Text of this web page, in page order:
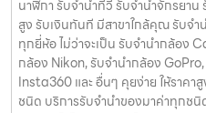
นาฬิกา รับจํานําทีวี รับจํานําจักรยาน
สูง รับเงินทันที มีสาขาใกล้คุณ รับจ
ทุกยี่ห้อ ไม่ว่าจะเป็น รับจำนำกล้อง
กล้อง Nikon, รับจำนำกล้อง
Insta360 และ อื่นๆ คุยง่าย ให้ราค
ชนิด บริการรับจำนำของมาค่าทุกชนิ